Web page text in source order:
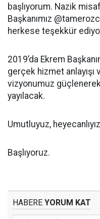
başlıyorum. Nazik
Başkanımız
herkese teşekkür
2019’da Ekrem
gerçek hizmet
vizyonumuz
yayılacak.
Umutluyuz,
Başlıyoruz.
HABERE YORUM KAT